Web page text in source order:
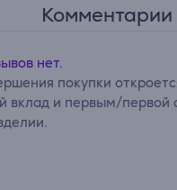
Комментарии
нет.
покупки
вклад и первым/первой